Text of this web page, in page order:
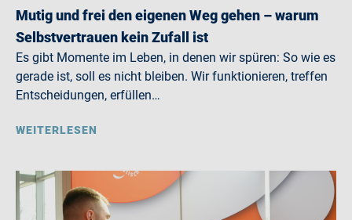
Mutig und frei den eigenen Weg gehen – warum
Selbstvertrauen kein Zufall ist
Es gibt Momente im Leben, in denen wir spüren: So wie es
gerade ist, soll es nicht bleiben. Wir funktionieren, treffen
Entscheidungen, erfüllen…
WEITERLESEN